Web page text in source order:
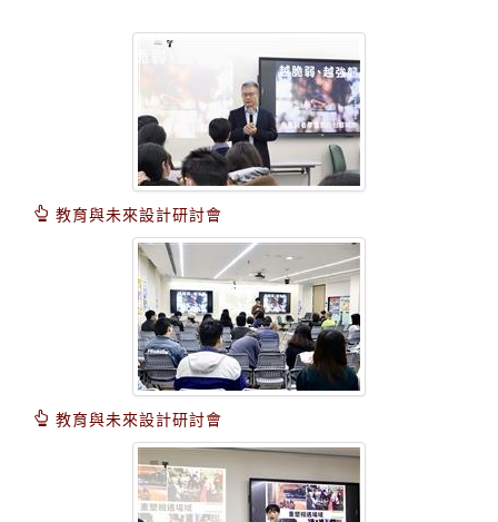
教育與未來設計研討會
教育與未來設計研討會